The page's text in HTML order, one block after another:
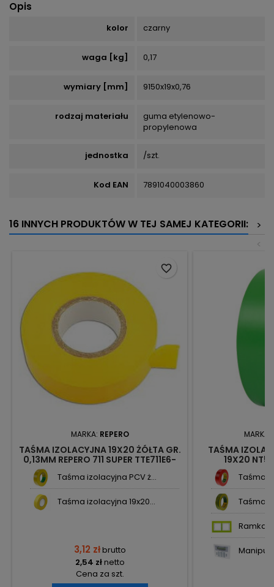
Opis
kolor czarny
waga [kg] 0,17
wymiary [mm] 9150x19x0,76
rodzaj materiału
guma etylenowo-
propylenowa
jednostka /szt.
Kod EAN 7891040003860
16 INNYCH PRODUKTÓW W TEJ SAMEJ KATEGORII:
>
<
MARKA: REPERO
TAŚMA IZOLACYJNA 19X20 ŻÓŁTA GR.
0,13MM REPERO 711 SUPER TTE711E6-
Taśma izolacyjna PCV ż...
Taśma izolacyjna 19x20...
3,12 złbrutto
2,54 złnetto
Cena za szt.
favorite_border
MARKA:
TAŚMA
19X20
Taśma
Taśma
Ramka